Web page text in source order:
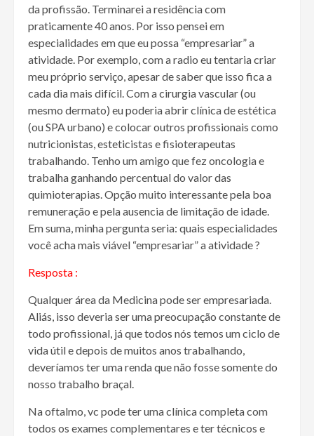
da profissão. Terminarei a residência com
praticamente 40 anos. Por isso pensei em
especialidades em que eu possa “empresariar” a
atividade. Por exemplo, com a radio eu tentaria criar
meu próprio serviço, apesar de saber que isso fica a
cada dia mais difícil. Com a cirurgia vascular (ou
mesmo dermato) eu poderia abrir clínica de estética
(ou SPA urbano) e colocar outros profissionais como
nutricionistas, esteticistas e fisioterapeutas
trabalhando. Tenho um amigo que fez oncologia e
trabalha ganhando percentual do valor das
quimioterapias. Opção muito interessante pela boa
remuneração e pela ausencia de limitação de idade.
Em suma, minha pergunta seria: quais especialidades
você acha mais viável “empresariar” a atividade ?
Resposta :
Qualquer área da Medicina pode ser empresariada.
Aliás, isso deveria ser uma preocupação constante de
todo profissional, já que todos nós temos um ciclo de
vida útil e depois de muitos anos trabalhando,
deveríamos ter uma renda que não fosse somente do
nosso trabalho braçal.
Na oftalmo, vc pode ter uma clínica completa com
todos os exames complementares e ter técnicos e